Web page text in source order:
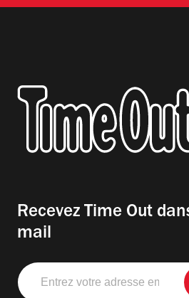
Recevez Time Out
mail
Entrez
votre